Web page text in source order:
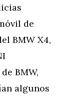
de
BMW X4,
BMW,
algunos